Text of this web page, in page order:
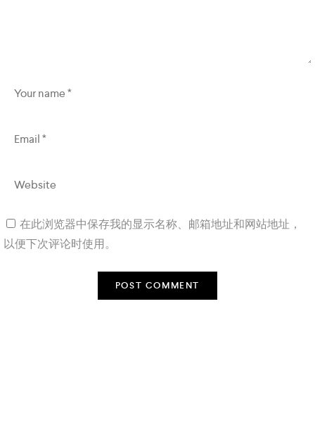
在此浏览器中保存我的显示名称、邮箱地址和网站地址，
以便下次评论时使用。